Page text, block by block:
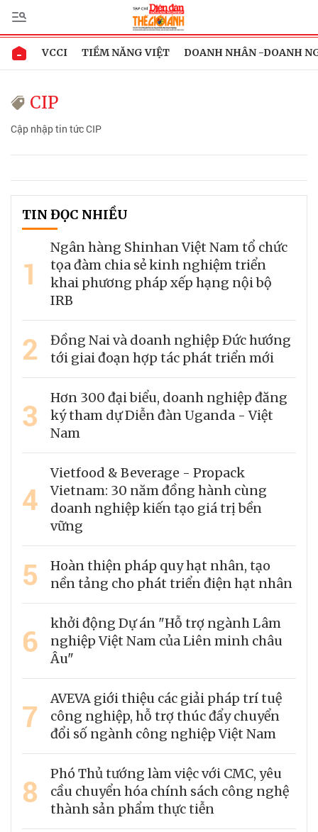
VCCI TIỀM NĂNG VIỆT DOANH NHÂN -DOANH
CIP
Cập nhập tin tức CIP
TIN ĐỌC NHIỀU
1
Ngân hàng Shinhan Việt Nam tổ chức
tọa đàm chia sẻ kinh nghiệm triển
khai phương pháp xếp hạng nội bộ
IRB
2
Đồng Nai và doanh nghiệp Đức hướng
tới giai đoạn hợp tác phát triển mới
3
Hơn 300 đại biểu, doanh nghiệp đăng
ký tham dự Diễn đàn Uganda - Việt
Nam
4
Vietfood & Beverage - Propack
Vietnam: 30 năm đồng hành cùng
doanh nghiệp kiến tạo giá trị bền
vững
5
Hoàn thiện pháp quy hạt nhân, tạo
nền tảng cho phát triển điện hạt nhân
6
khởi động Dự án "Hỗ trợ ngành Lâm
nghiệp Việt Nam của Liên minh châu
Âu"
7
AVEVA giới thiệu các giải pháp trí tuệ
công nghiệp, hỗ trợ thúc đẩy chuyển
đổi số ngành công nghiệp Việt Nam
8
Phó Thủ tướng làm việc với CMC, yêu
cầu chuyển hóa chính sách công nghệ
thành sản phẩm thực tiễn